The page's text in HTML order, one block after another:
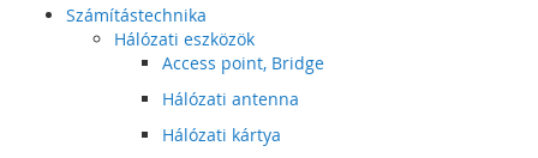
Számítástechnika
Hálózati eszközök
Access point, Bridge
Hálózati antenna
Hálózati kártya